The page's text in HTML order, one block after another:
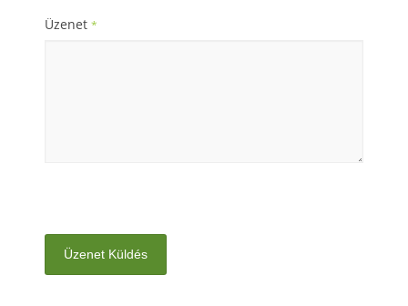
Üzenet *